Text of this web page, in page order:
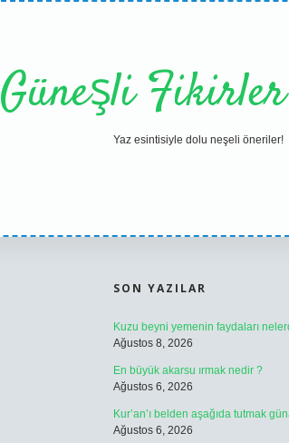
Güneşli
Yaz esintisiyle dolu neşeli öneriler!
SON YAZILAR
Kuzu beyni yemenin faydaları
Ağustos 8, 2026
En büyük akarsu ırmak nedir ?
Ağustos 6, 2026
Kur’an’ı belden aşağıda tutmak
Ağustos 6, 2026